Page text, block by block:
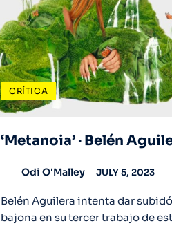
CRÍTICA
‘Metanoia’ · Belén
Odi O'Malley JULY 5, 2023
Belén Aguilera intenta dar
bajona en su tercer trabajo de